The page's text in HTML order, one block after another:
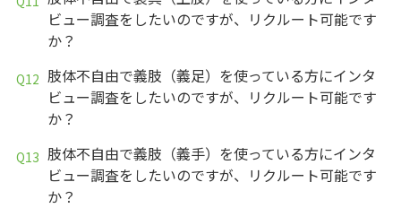
ビュー調査をしたいのですが、リクルート可能です
か？
肢体不自由で義肢（義足）を使っている方にインタ
ビュー調査をしたいのですが、リクルート可能です
か？
肢体不自由で義肢（義手）を使っている方にインタ
ビュー調査をしたいのですが、リクルート可能です
か？